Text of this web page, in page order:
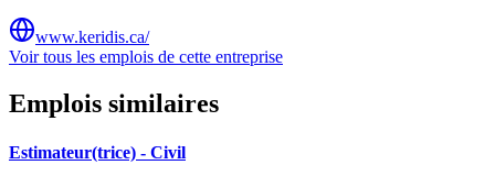
www.keridis.ca/
Voir tous les emplois de cette entreprise
Emplois similaires
Estimateur(trice) - Civil